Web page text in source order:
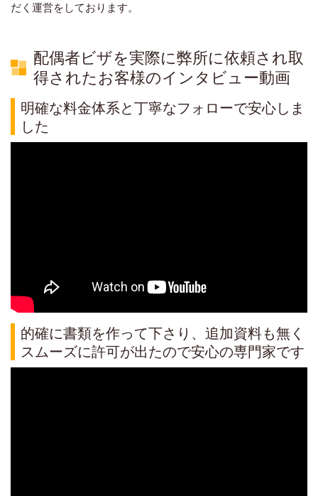
だく運営をしております。
配偶者ビザを実際に弊所に依頼され取
得されたお客様のインタビュー動画
明確な料金体系と丁寧なフォローで安心しま
した
的確に書類を作って下さり、追加資料も無く
スムーズに許可が出たので安心の専門家です